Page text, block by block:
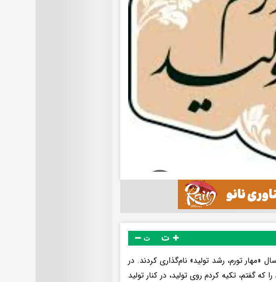
ت
آغاز سال ۱۴۰۲، این سال را سال «مهار تورم، رشد تولید» نام‌گذاری کردند. در
که گفتم، تکیه کردم روی تولید، در کنار تولید